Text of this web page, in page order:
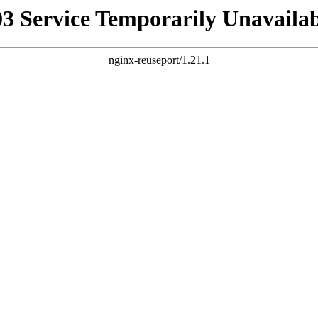
Service Temporarily
nginx-reuseport/1.21.1